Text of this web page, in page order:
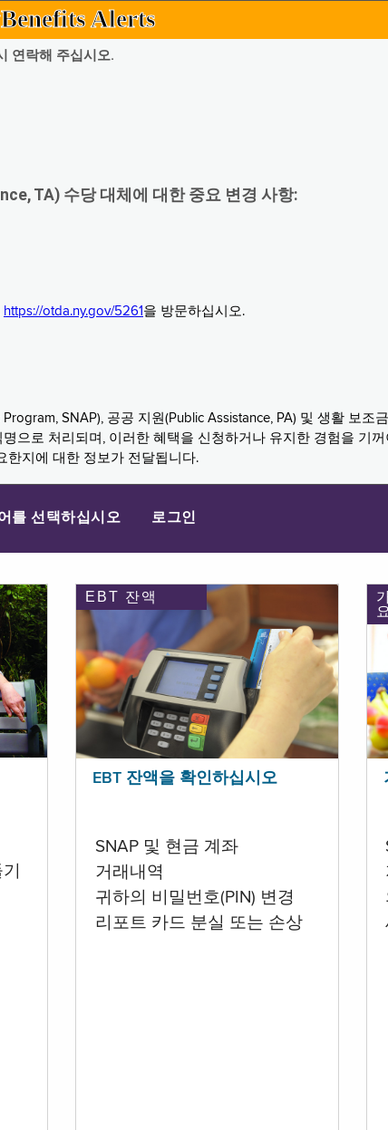
Alerts
연락해 주십시오.
TA) 수당 대체에 대한 중요 변경 사항:
https://otda.ny.gov/5261 을 방문하십시오.
SNAP), 공공 지원(Public Assistance, PA) 및 생활 보조
으로 처리되며, 이러한 혜택을 신청하거나 유지한 경험을 기
한지에 대한 정보가 전달됩니다.
를 선택하십시오 로그인
EBT 잔액
EBT 잔액을 확인하십시오
SNAP 및 현금 계좌
거래내역
귀하의 비밀번호(PIN) 변경
리포트 카드 분실 또는 손상